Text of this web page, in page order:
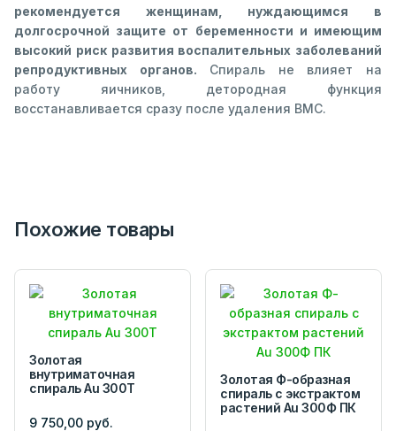
рекомендуется женщинам, нуждающимся в
долгосрочной защите от беременности и имеющим
высокий риск развития воспалительных заболеваний
репродуктивных органов. Спираль не влияет на
работу яичников, детородная функция
восстанавливается сразу после удаления ВМС.
Похожие товары
Золотая
внутриматочная
спираль Au 300Т
9 750,00 руб.
Золотая Ф-образная
спираль с экстрактом
растений Аu 300Ф ПК